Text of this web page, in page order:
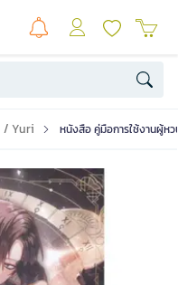
/ Yuri หนังสือ คู่มือการใช้งานผู้ห